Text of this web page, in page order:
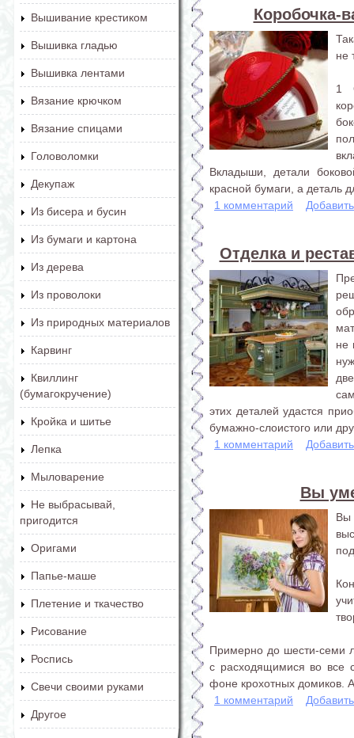
Вышивание крестиком
Вышивка гладью
Вышивка лентами
Вязание крючком
Вязание спицами
Головоломки
Декупаж
Из бисера и бусин
Из бумаги и картона
Из дерева
Из проволоки
Из природных материалов
Карвинг
Квиллинг
(бумагокручение)
Кройка и шитье
Лепка
Мыловарение
Не выбрасывай,
пригодится
Оригами
Папье-маше
Плетение и ткачество
Рисование
Роспись
Свечи своими руками
Другое
Коробочка-
не
1
Вкладыши, детали
красной бумаги, а деталь
1 комментарий
Отделка и
не
этих деталей удастся
бумажно-слоистого или
1 комментарий
Вы
Вы
Примерно до шести-семи
с расходящимися во все
фоне крохотных домиков.
1 комментарий